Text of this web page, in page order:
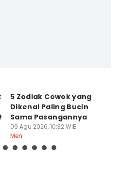
5 Zodiak Cowok yang
Dikenal Paling Bucin
Sama Pasangannya
09 Agu 2026, 10:32 WIB
Men